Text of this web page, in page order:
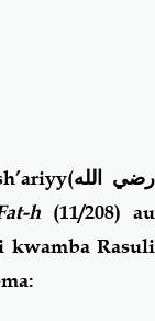
h’ariyy(رضي الله
h (11/208) au
kwamba Rasuli